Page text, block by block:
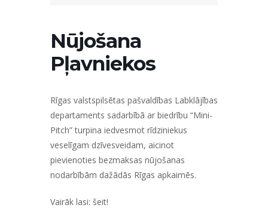
Nūjošana
Pļavniekos
Rīgas valstspilsētas pašvaldības Labklājības
departaments sadarbībā ar biedrību “Mini-
Pitch”turpina iedvesmot rīdziniekus
veselīgam dzīvesveidam, aicinot
pievienoties bezmaksas nūjošanas
nodarbībām dažādās Rīgas apkaimēs.
Vairāk lasi: šeit!